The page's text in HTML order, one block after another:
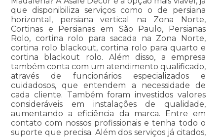
que disponibiliza serviços como o de persiana
horizontal, persiana vertical na Zona Norte,
Cortinas e Persianas em São Paulo, Persianas
Rolo, cortina rolo para sacada na Zona Norte,
cortina rolo blackout, cortina rolo para quarto e
cortina blackout rolo. Além disso, a empresa
também conta com um atendimento qualificado,
através de funcionários especializados e
cuidadosos, que entendem a necessidade de
cada cliente. Também foram investidos valores
consideráveis em instalações de qualidade,
aumentando a eficiência da marca. Entre em
contato com nossos profissionais e tenha todo o
suporte que precisa. Além dos serviços já citados,